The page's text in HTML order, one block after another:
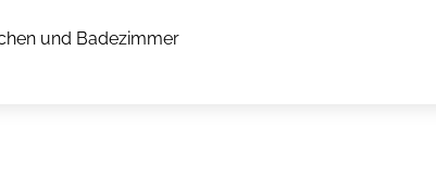
und Badezimmer